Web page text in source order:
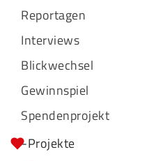
Reportagen
Interviews
Blickwechsel
Gewinnspiel
Spendenprojekt
-Projekte